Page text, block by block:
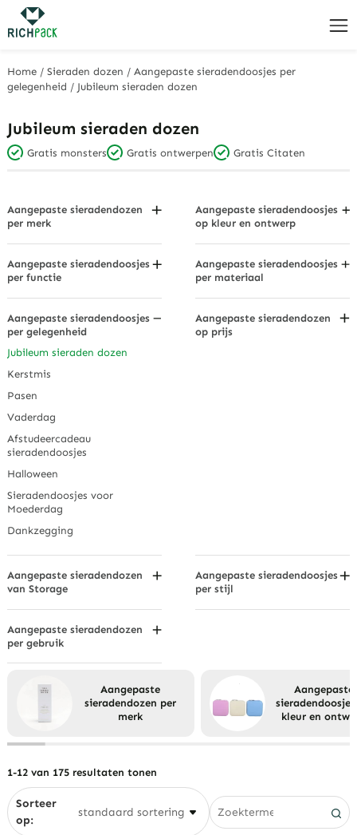
Home /Sieraden dozen /Aangepaste sieradendoosjes per
gelegenheid / Jubileum sieraden dozen
Jubileum sieraden dozen
Gratis monsters Gratis ontwerpen Gratis Citaten
Aangepaste sieradendozen
per merk
Bvlgari Sieradendozen
Cartier sieradendoosjes
Swarovski sieradendoosjes
Aangepaste sieradendoosjes
op kleur en ontwerp
Zwarte sieradendoosjes
Houtskool grijs
Verblindend veelkleurig
sieradendoosjes
Gouden sieradendoosjes
Aangepaste sieradendoosjes
per functie
Stofdichte sieradendozen
Oorbellenhouder
Sieradendoosjes
Lichte dozen
Horloge Opberg
Aangepaste sieradendoosjes
per materiaal
Kartonnen dozen
Stof
Echte leren sieradendozen
Aangepaste sieradendoosjes
per gelegenheid
Jubileum sieraden dozen
Kerstmis
Pasen
Vaderdag
Afstudeercadeau
sieradendoosjes
Halloween
Sieradendoosjes voor
Moederdag
Dankzegging
Aangepaste sieradendozen
op prijs
Aangepaste sieradendozen
van Storage
Gecompartimenteerde
Displaystandaard
Hangende sieradendoosjes
Draaiende sieradendoosjes
Aangepaste sieradendoosjes
per stijl
2-delige doos
Nieuwigheid
Aangepaste sieradendozen
per gebruik
Enkelbanddozen
Armbanddozen/armbanddozen
Aangepaste sieradendozen
voor heren
Hangende dozen
Ringdozen
Aangepaste
sieradendozen per
merk
Aangepaste
kleur en
1-12 van 175 resultaten tonen
Sorteer
op: